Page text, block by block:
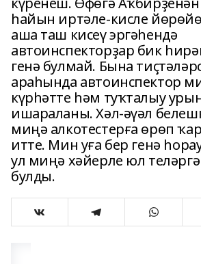
һайын иртәле-кисле
аша таш кисеү эргәһендә
автоинспекторҙар бик
генә булмай. Бына
араһында автоинспектор
күрһәтте һәм туҡталыу
ишараланы. Хәл-әүәл
миңә алкотестерға өрөп
итте. Мин уға бер генә
ул миңә хәйерле юл
булды.